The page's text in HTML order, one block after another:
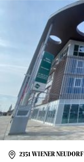
2351 WIENER NEUDORF